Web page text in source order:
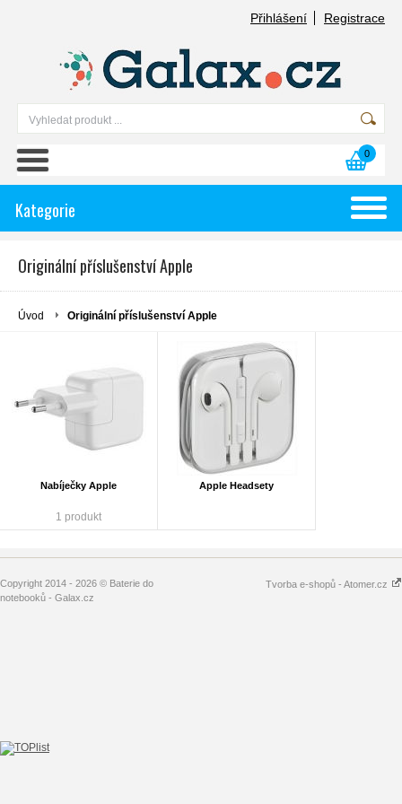
Přihlášení Registrace
0
Kategorie
Originální příslušenství Apple
Úvod Originální příslušenství Apple
Nabíječky Apple
1 produkt
Apple Headsety
Copyright 2014 - 2026 © Baterie do
notebooků - Galax.cz
Tvorba e-shopů - Atomer.cz